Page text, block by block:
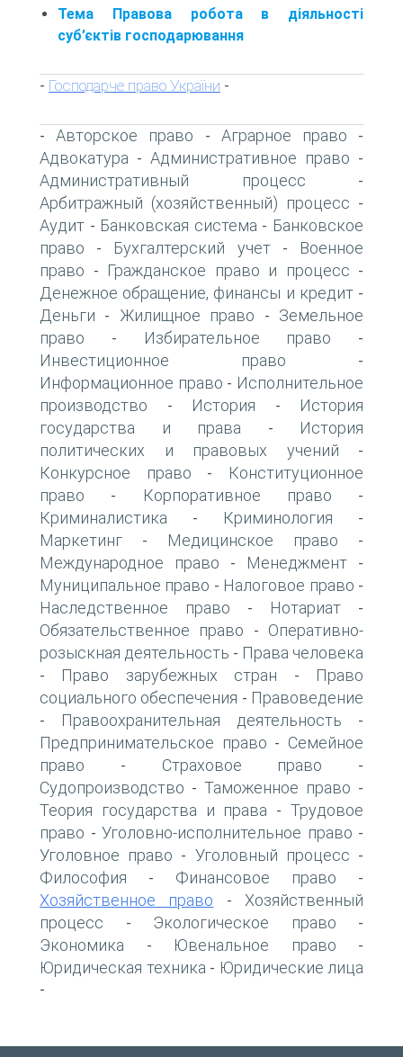
Тема Правова робота в діяльності
суб’єктів господарювання
- Господарче право України -
-Авторское право - Аграрное право -
Адвокатура - Административное право -
Административный процесс -
Арбитражный (хозяйственный) процесс -
Аудит - Банковская система - Банковское
право - Бухгалтерский учет-
Военное
право - Гражданское право и процесс -
Денежное обращение, финансы и кредит-
Деньги - Жилищное право - Земельное
право - Избирательное право -
Инвестиционное право -
Информационное право - Исполнительное
производство - История -
История
государства и права -
История
политических и правовых учений -
Конкурсное право -
Конституционное
право - Корпоративное право -
Криминалистика - Криминология -
Маркетинг - Медицинское право -
Международное право - Менеджмент -
Муниципальное право - Налоговое право -
Наследственное право - Нотариат -
Обязательственное право - Оперативно-
розыскная деятельность - Права человека
- Право зарубежных стран -
Право
социального обеспечения - Правоведение
- Правоохранительная деятельность -
Предпринимательское право - Семейное
право - Страховое право -
Судопроизводство - Таможенное право -
Теория государства и права -Трудовое
право - Уголовно-исполнительное право -
Уголовное право - Уголовный процесс -
Философия - Финансовое право -
Хозяйственное право -Хозяйственный
процесс - Экологическое право -
Экономика - Ювенальное право -
Юридическая техника - Юридические лица
-